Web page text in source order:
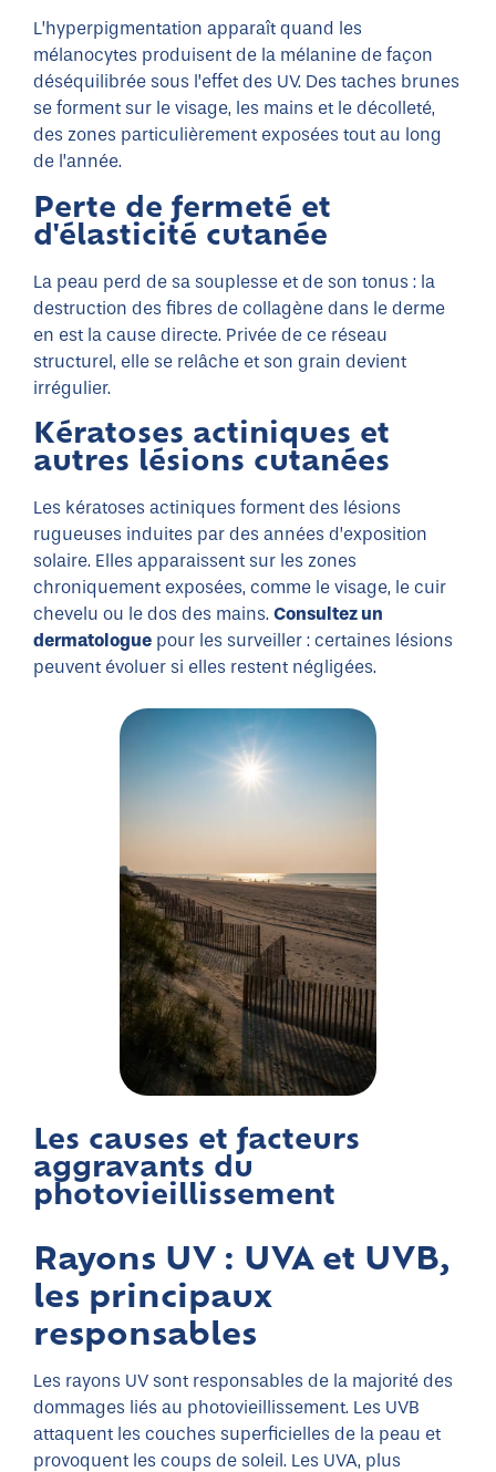
L’hyperpigmentation apparaît quand les
mélanocytes produisent de la mélanine de façon
déséquilibrée sous l’effet des UV. Des taches brunes
se forment sur le visage, les mains et le décolleté,
des zones particulièrement exposées tout au long
de l’année.
Perte de fermeté et
d'élasticité cutanée
La peau perd de sa souplesse et de son tonus : la
destruction des fibres de collagène dans le derme
en est la cause directe. Privée de ce réseau
structurel, elle se relâche et son grain devient
irrégulier.
Kératoses actiniques et
autres lésions cutanées
Les kératoses actiniques forment des lésions
rugueuses induites par des années d’exposition
solaire. Elles apparaissent sur les zones
chroniquement exposées, comme le visage, le cuir
chevelu ou le dos des mains. Consultez un
dermatologue pour les surveiller : certaines lésions
peuvent évoluer si elles restent négligées.
Les causes et facteurs
aggravants du
photovieillissement
Rayons UV : UVA et UVB,
les principaux
responsables
Les rayons UV sont responsables de la majorité des
dommages liés au photovieillissement. Les UVB
attaquent les couches superficielles de la peau et
provoquent les coups de soleil. Les UVA, plus